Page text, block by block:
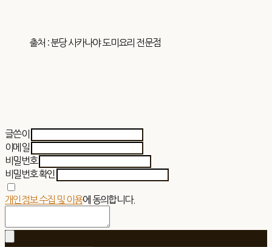
출처 : 분당 사카나야 도미요리 전문점
글쓴이
이메일
비밀번호
비밀번호 확인
개인정보 수집 및 이용에 동의합니다.